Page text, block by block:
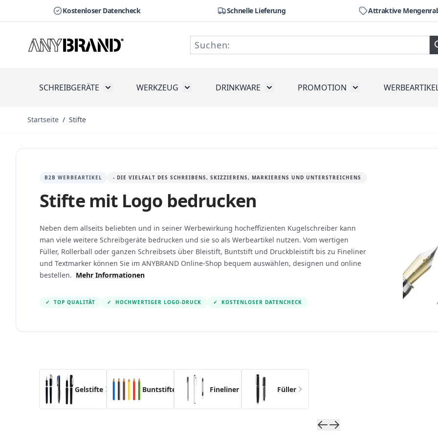
Kostenloser Datencheck Schnelle Lieferung Attraktive
SCHREIBGERÄTE Toggle submenu for Schreibgeräte
WERKZEUG Toggle submenu for Werkzeug
DRINKWARE Toggle submenu for Drinkware
PROMOTION Toggle submenu for
Startseite / Stifte
B2B WERBEARTIKEL - DIE VIELFALT DES SCHREIBENS, SKIZZIERENS, MARKIERENS UND UNTERSTREICHENS
Stifte mit Logo bedrucken
Neben dem allseits beliebten und in seiner Werbewirkung hocheffizienten Kugelschreiber kann
man viele weitere Schreibgeräte bedrucken und sie so als Werbeartikel nutzen. Vom wertigen
Füller, Rollerball oder ganzen Schreibsets über Bleistift, Buntstift und Druckbleistift bis zu Fineliner
und Textmarker können Sie im ANYBRAND Online-Shop bequem auswählen, designen und online
bestellen. Mehr Informationen
✓ TOP QUALITÄT ✓ HOCHWERTIGER LOGO-DRUCK ✓ KOSTENLOSER DATENCHECK
Navigating through the elements of the carousel is possible using the tab key. You can skip the carousel
Press to skip the carousel
Gelstifte Buntstifte Fineliner Füller